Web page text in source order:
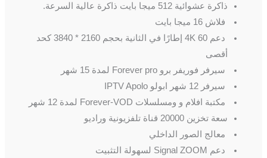
ذاكرة عشوائية 512 ميجا بايت ذاكرة عالية السرعة.
فلاش 16 ميجا بايت
دعم 4K 60 إطارًا في الثانية بحجم 2160 * 3840 كحد
أقصى
سيرفر فوريفر برو Forever pro لمدة 15 شهر
سيرفر 12 شهر ابولو IPTV Apolo
مكتبة افلام و ومسلسلات Forever-VOD لمدة 12 شهر
سعة تخزين 20000 قناة تلفزيونية وراديو
معالج الصور الداخلي
دعم Signal ZOOM لسهولة التثبيت